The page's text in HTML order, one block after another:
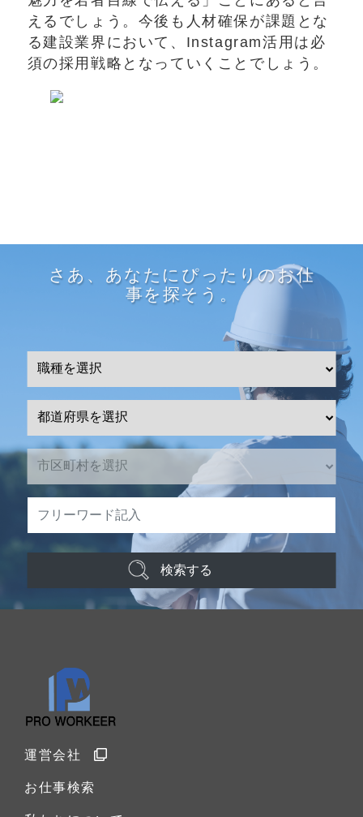
えるでしょう。今後も人材確保が課題とな
る建設業界において、Instagram活用は必
須の採用戦略となっていくことでしょう。
さあ、あなたにぴったりのお仕
事を探そう。
検索する
運営会社
お仕事検索